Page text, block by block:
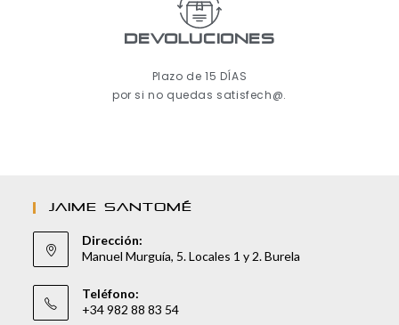
Devoluciones
Plazo de 15 DÍAS
por si no quedas satisfech@.
JAIME SANTOMÉ
Dirección:
Manuel Murguía, 5. Locales 1 y 2. Burela
Teléfono:
+34 982 88 83 54